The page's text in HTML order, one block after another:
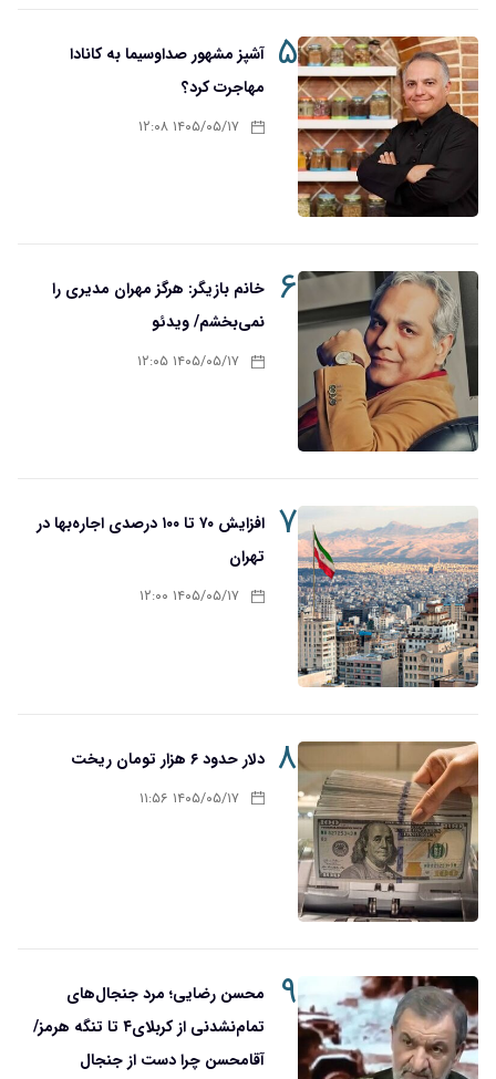
۵ آشپز مشهور صداوسیما به کانادا
مهاجرت کرد؟
۱۴۰۵/۰۵/۱۷ ۱۲:۰۸
۶
خانم بازیگر: هرگز مهران مدیری را
نمی‌بخشم/ ویدئو
۱۴۰۵/۰۵/۱۷ ۱۲:۰۵
۷
افزایش ۷۰ تا ۱۰۰ درصدی اجاره‌بها در
تهران
۱۴۰۵/۰۵/۱۷ ۱۲:۰۰
۸ دلار حدود ۶ هزار تومان ریخت
۱۴۰۵/۰۵/۱۷ ۱۱:۵۶
۹
محسن رضایی؛ مرد جنجال‌های
تمام‌نشدنی از کربلای۴ تا تنگه هرمز/
آقا‌محسن چرا دست از جنجال